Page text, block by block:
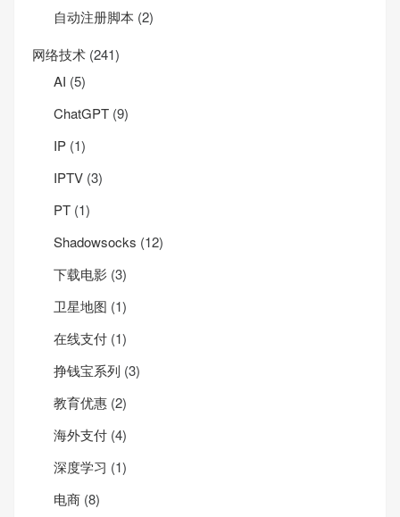
自动注册脚本 (2)
网络技术 (241)
AI (5)
ChatGPT (9)
IP (1)
IPTV (3)
PT (1)
Shadowsocks (12)
下载电影 (3)
卫星地图 (1)
在线支付 (1)
挣钱宝系列 (3)
教育优惠 (2)
海外支付 (4)
深度学习 (1)
电商 (8)